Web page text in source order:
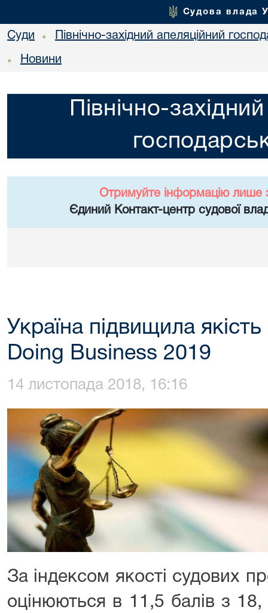
Судова влада
Суди • Північно-західний апеляційний
• Новини
Північно-
Отримуйте інформацію лише
Єдиний Контакт-центр судової
Україна підвищила
Doing Business 2019
14 листопада 2018, 16:16
За індексом якості судових
оцінюються в 11,5 балів з